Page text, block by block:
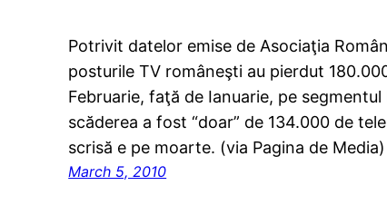
Potrivit datelor emise de Asociaţia
posturile TV româneşti au pierdut
Februarie, faţă de Ianuarie, pe
scăderea a fost “doar” de 134.000 de
scrisă e pe moarte. (via Pagina de Media)
March 5, 2010